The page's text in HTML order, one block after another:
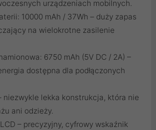
urządzeniach mobilnych.
10000 mAh / 37Wh – duży zapas
na wielokrotne zasilenie
6750 mAh (5V DC / 2A) –
dostępna dla podłączonych
niezwykle lekka konstrukcja, która nie
ani odzieży.
– precyzyjny, cyfrowy wskaźnik